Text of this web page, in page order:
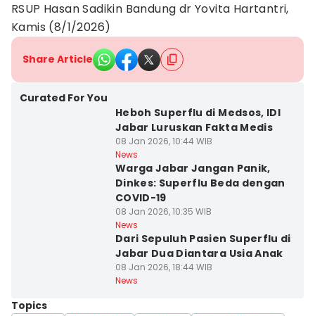
RSUP Hasan Sadikin Bandung dr Yovita Hartantri,
Kamis (8/1/2026)
Share Article
Curated For You
Heboh Superflu di Medsos, IDI
Jabar Luruskan Fakta Medis
08 Jan 2026, 10:44 WIB
News
Warga Jabar Jangan Panik,
Dinkes: Superflu Beda dengan
COVID-19
08 Jan 2026, 10:35 WIB
News
Dari Sepuluh Pasien Superflu di
Jabar Dua Diantara Usia Anak
08 Jan 2026, 18:44 WIB
News
Topics